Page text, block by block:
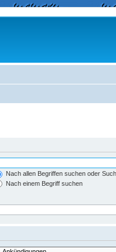
Nach allen Begriffen suchen oder
Nach einem Begriff suchen